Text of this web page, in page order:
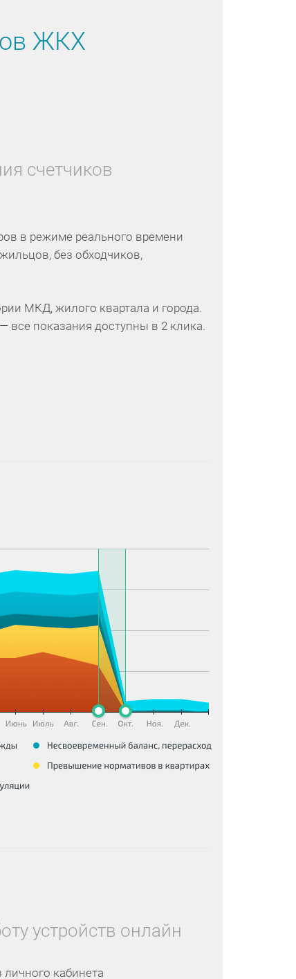
ЖКХ
счетчиков
в режиме реального времени
без обходчиков,
МКД, жилого квартала и города.
все показания доступны в 2 клика.
устройств онлайн
кабинета